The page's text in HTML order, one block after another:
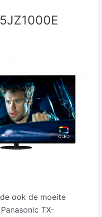
ook de moeite
TX-